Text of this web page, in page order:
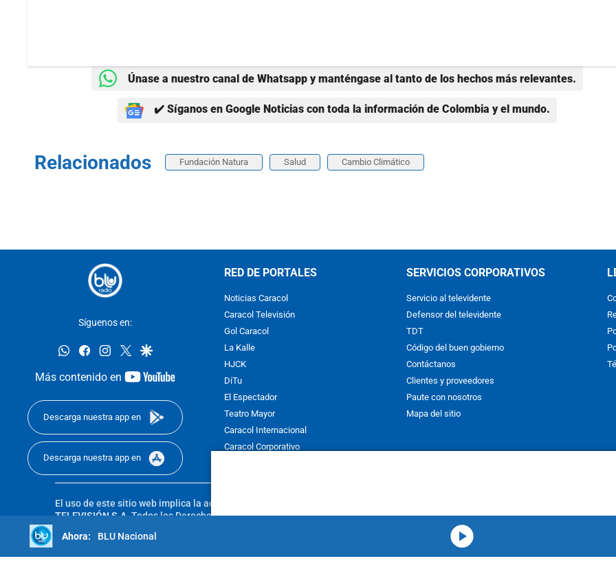
Únase a nuestro canal de Whatsapp y manténgase al tanto de los hechos más relevantes.
✔️ Síganos en Google Noticias con toda la información de Colombia y el mundo.
Relacionados Fundación Natura Salud Cambio Climático
Síguenos en:
whatsappfacebookinstagram
twittergoogle
Más contenido en
youtube-
Descarga nuestra app en
Descarga nuestra app en
RED DE PORTALES
Noticias Caracol
Caracol Televisión
Gol Caracol
La Kalle
HJCK
DiTu
El Espectador
Teatro Mayor
Caracol Internacional
Caracol Corporativo
SERVICIOS CORPORATIVOS
Servicio al televidente
Defensor del televidente
TDT
Código del buen gobierno
Contáctanos
Clientes y proveedores
Paute con nosotros
Mapa del sitio
El uso de este sitio web implica la aceptación de los
TELEVISIÓN S.A.Todos los Derechos Reservados D.R.A. Prohibida su reproducción total o parcial, así como su traducción a
sin autorización escrita de su titular. Reproduction in whole or in part, or translation without written permission is prohibited. All
reserved 2025.BLU Nacional